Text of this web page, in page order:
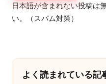
日本語が含まれない投稿は
い。（スパム対策）
よく読まれている記